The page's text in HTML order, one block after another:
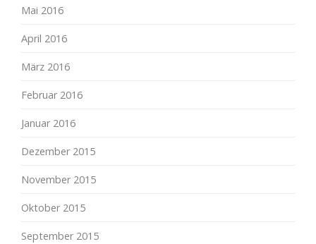
Mai 2016
April 2016
März 2016
Februar 2016
Januar 2016
Dezember 2015
November 2015
Oktober 2015
September 2015